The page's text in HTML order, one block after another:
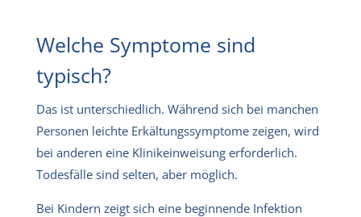
Welche Symptome sind
typisch?
Das ist unterschiedlich. Während sich bei manchen
Personen leichte Erkältungssymptome zeigen, wird
bei anderen eine Klinikeinweisung erforderlich.
Todesfälle sind selten, aber möglich.
Bei Kindern zeigt sich eine beginnende Infektion